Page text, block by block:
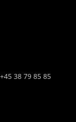
+45 38 79 85 85